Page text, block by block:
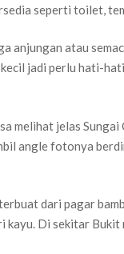
seperti toilet,
anjungan atau
jadi perlu hati-
melihat jelas
angle fotonya
dari pagar
kayu. Di sekitar